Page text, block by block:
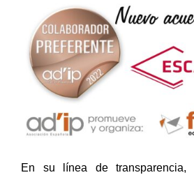
En su línea de transparencia,